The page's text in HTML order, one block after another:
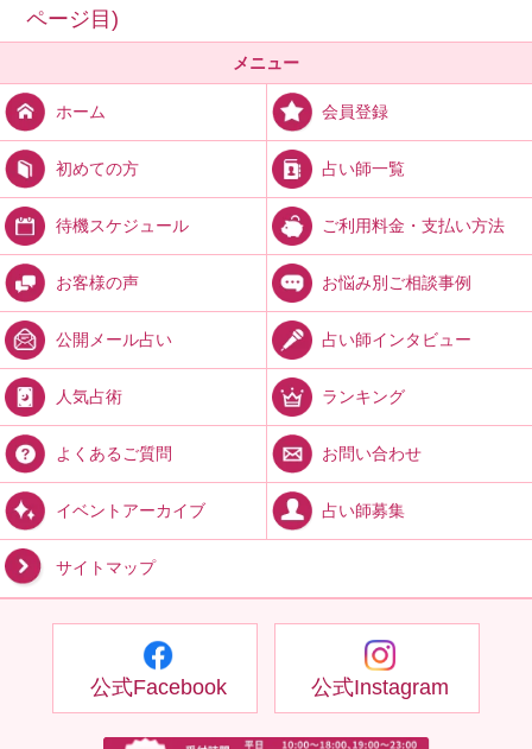
ページ目)
メニュー
ホーム 会員登録
初めての方 占い師一覧
待機スケジュール ご利用料金・支払い方法
お客様の声 お悩み別ご相談事例
公開メール占い 占い師インタビュー
人気占術 ランキング
よくあるご質問 お問い合わせ
イベントアーカイブ 占い師募集
サイトマップ
公式Facebook 公式Instagram